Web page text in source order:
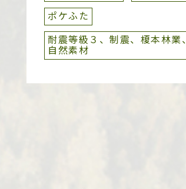
ポケふた
耐震等級３、制震、榎本林業、
自然素材